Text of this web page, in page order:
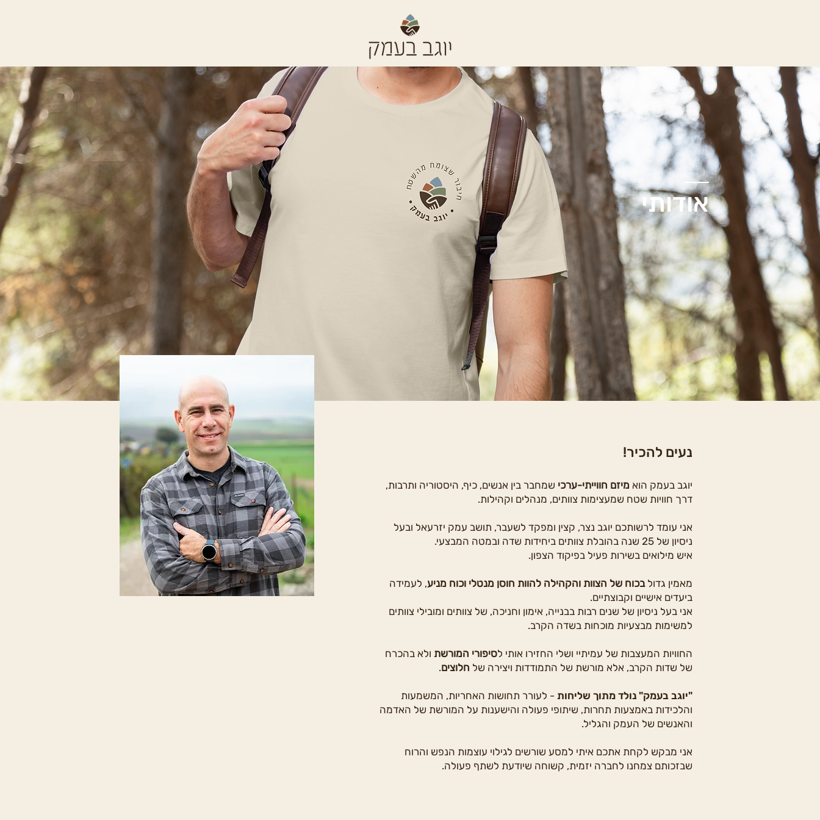
אודותי
נעים להכיר!
יוגב בעמק הוא מיזם חווייתי-ערכי שמחבר בין אנשים, כיף, היסטוריה ותרבות,
דרך חוויות שטח שמעצימות צוותים, מנהלים וקהילות.
אני עומד לרשותכם יוגב נצר, קצין ומפקד לשעבר, תושב עמק יזרעאל ובעל
ניסיון של 25 שנה בהובלת צוותים ביחידות שדה ובמטה המבצעי.
איש מילואים בשירות פעיל בפיקוד הצפון.
מאמין גדולבכוח של הצוות והקהילה להוות חוסן מנטלי וכוח מניע, לעמידה
ביעדים אישיים וקבוצתיים.
אני בעל ניסיון של שנים רבות בבנייה, אימון וחניכה, של צוותים ומובילי צוותים
למשימות מבצעיות מוכחות בשדה הקרב.
החוויות המעצבות של עמיתיי ושלי החזירו אותי לסיפורי המורשת ולא בהכרח
של שדות הקרב, אלא מורשת של התמודדות ויצירה של חלוצים.
"יוגב בעמק" נולד מתוך שליחות - לעורר תחושות האחריות, המשמעות
והלכידות באמצעות תחרות, שיתופי פעולה והישענות על המורשת של האדמה
והאנשים של העמק והגליל.
אני מבקש לקחת אתכם איתי למסע שורשים לגילוי עוצמות הנפש והרוח
שבזכותם צמחנו לחברה יזמית, קשוחה שיודעת לשתף פעולה.